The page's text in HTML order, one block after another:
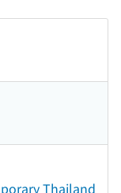
Thailand